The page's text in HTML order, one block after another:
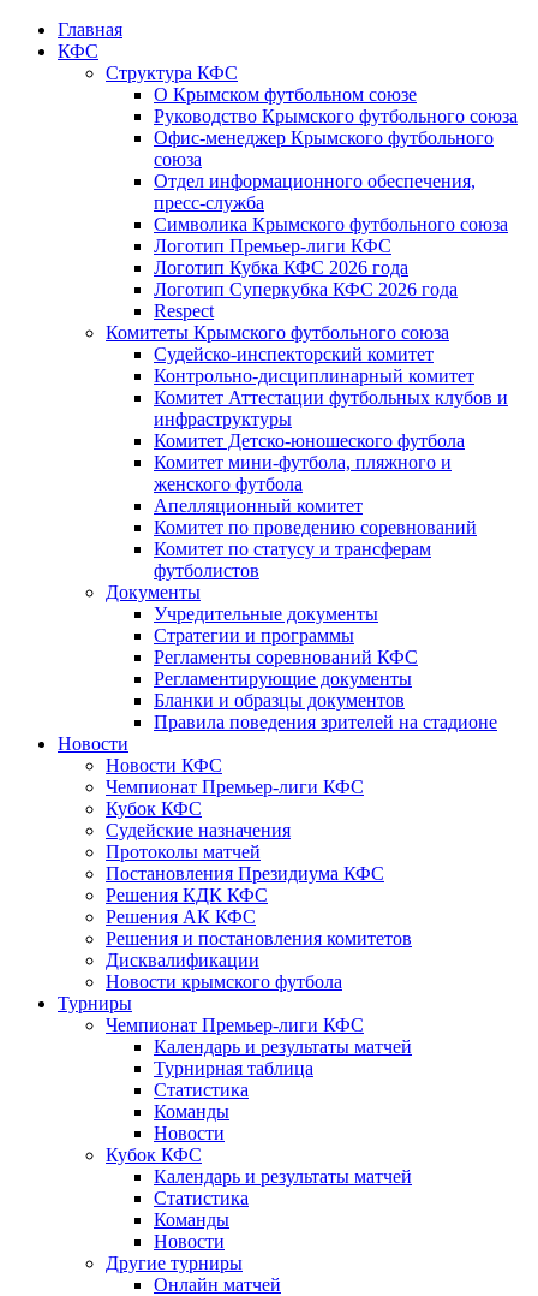
Главная
КФС
Структура КФС
О Крымском футбольном союзе
Руководство Крымского футбольного союза
Офис-менеджер Крымского футбольного
союза
Отдел информационного обеспечения,
пресс-служба
Символика Крымского футбольного союза
Логотип Премьер-лиги КФС
Логотип Кубка КФС 2026 года
Логотип Суперкубка КФС 2026 года
Respect
Комитеты Крымского футбольного союза
Судейско-инспекторский комитет
Контрольно-дисциплинарный комитет
Комитет Аттестации футбольных клубов и
инфраструктуры
Комитет Детско-юношеского футбола
Комитет мини-футбола, пляжного и
женского футбола
Апелляционный комитет
Комитет по проведению соревнований
Комитет по статусу и трансферам
футболистов
Документы
Учредительные документы
Стратегии и программы
Регламенты соревнований КФС
Регламентирующие документы
Бланки и образцы документов
Правила поведения зрителей на стадионе
Новости
Новости КФС
Чемпионат Премьер-лиги КФС
Кубок КФС
Судейские назначения
Протоколы матчей
Постановления Президиума КФС
Решения КДК КФС
Решения АК КФС
Решения и постановления комитетов
Дисквалификации
Новости крымского футбола
Турниры
Чемпионат Премьер-лиги КФС
Календарь и результаты матчей
Турнирная таблица
Статистика
Команды
Новости
Кубок КФС
Календарь и результаты матчей
Статистика
Команды
Новости
Другие турниры
Онлайн матчей